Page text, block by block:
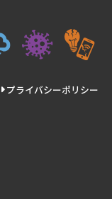
プライバシーポリシー